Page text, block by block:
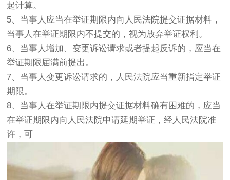
起计算。
5、当事人应当在举证期限内向人民法院提交证据材料，
当事人在举证期限内不提交的，视为放弃举证权利。
6、当事人增加、变更诉讼请求或者提起反诉的，应当在
举证期限届满前提出。
7、当事人变更诉讼请求的，人民法院应当重新指定举证
期限。
8、当事人在举证期限内提交证据材料确有困难的，应当
在举证期限内向人民法院申请延期举证，经人民法院准
许，可